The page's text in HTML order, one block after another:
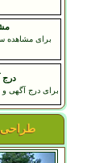
برای مشاهده
درج
برای درج آگهی و
طراحی